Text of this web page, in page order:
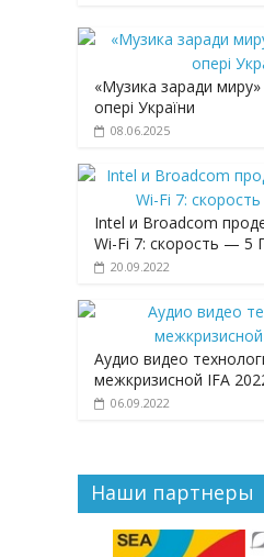
«Музика заради миру»
опері України
08.06.2025
Intel и Broadcom
Wi-Fi 7: скорость — 5
20.09.2022
Аудио видео
межкризисной IFA
06.09.2022
Наши партнеры